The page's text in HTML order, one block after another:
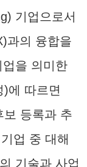
기업으로서
과의 융합을
을 의미한
에 따르면
보 등록과 추
업 중 대해
기술과 사업